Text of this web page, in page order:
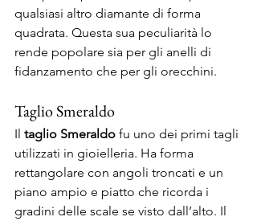
qualsiasi altro diamante di forma
quadrata. Questa sua peculiarità lo
rende popolare sia per gli anelli di
fidanzamento che per gli orecchini.
Taglio Smeraldo
Il taglio Smeraldo fu uno dei primi tagli
utilizzati in gioielleria. Ha forma
rettangolare con angoli troncati e un
piano ampio e piatto che ricorda i
gradini delle scale se visto dall’alto. Il